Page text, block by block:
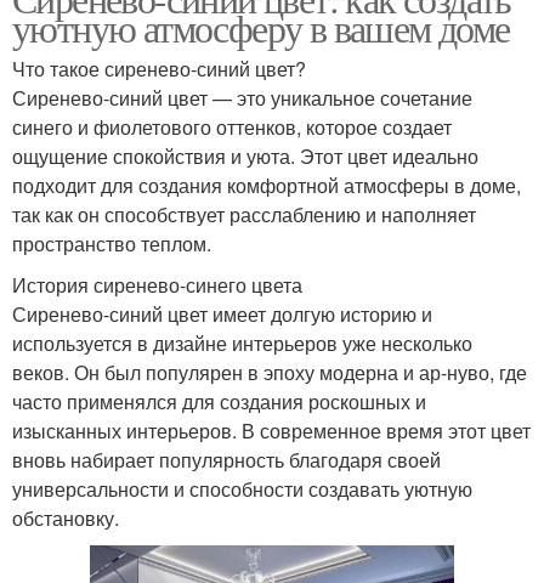
уютную атмосферу в вашем доме
Что такое сиренево-синий цвет?
Сиренево-синий цвет — это уникальное сочетание
синего и фиолетового оттенков, которое создает
ощущение спокойствия и уюта. Этот цвет идеально
подходит для создания комфортной атмосферы в доме,
так как он способствует расслаблению и наполняет
пространство теплом.
История сиренево-синего цвета
Сиренево-синий цвет имеет долгую историю и
используется в дизайне интерьеров уже несколько
веков. Он был популярен в эпоху модерна и ар-нуво, где
часто применялся для создания роскошных и
изысканных интерьеров. В современное время этот цвет
вновь набирает популярность благодаря своей
универсальности и способности создавать уютную
обстановку.